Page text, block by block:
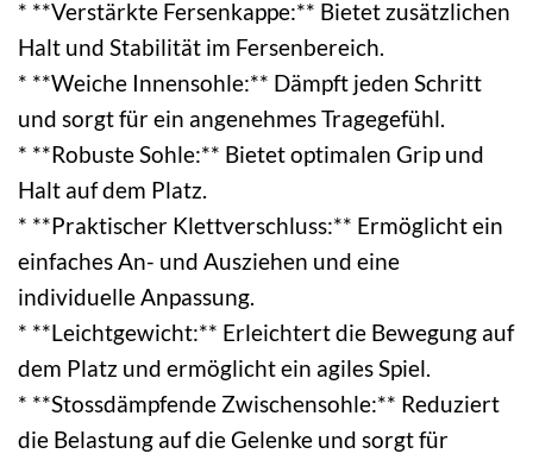
* **Verstärkte Fersenkappe:** Bietet zusätzlichen
Halt und Stabilität im Fersenbereich.
* **Weiche Innensohle:** Dämpft jeden Schritt
und sorgt für ein angenehmes Tragegefühl.
* **Robuste Sohle:** Bietet optimalen Grip und
Halt auf dem Platz.
* **Praktischer Klettverschluss:** Ermöglicht ein
einfaches An- und Ausziehen und eine
individuelle Anpassung.
* **Leichtgewicht:** Erleichtert die Bewegung auf
dem Platz und ermöglicht ein agiles Spiel.
* **Stossdämpfende Zwischensohle:** Reduziert
die Belastung auf die Gelenke und sorgt für